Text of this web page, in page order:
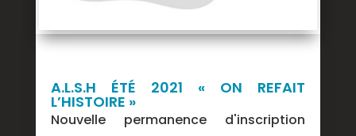
A.L.S.H ÉTÉ 2021 « ON REFAIT
L’HISTOIRE »
Nouvelle permanence d'inscription